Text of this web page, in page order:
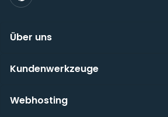
Über uns
Kundenwerkzeuge
Webhosting